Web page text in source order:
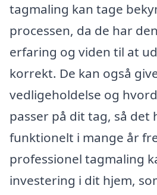
tagmaling kan tage
processen, da de har
erfaring og viden til at
korrekt. De kan også
vedligeholdelse og
passer på dit tag, så det
funktionelt i mange år
professionel tagmaling
investering i dit hjem,